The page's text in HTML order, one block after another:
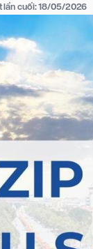
lần cuối:18/05/2026